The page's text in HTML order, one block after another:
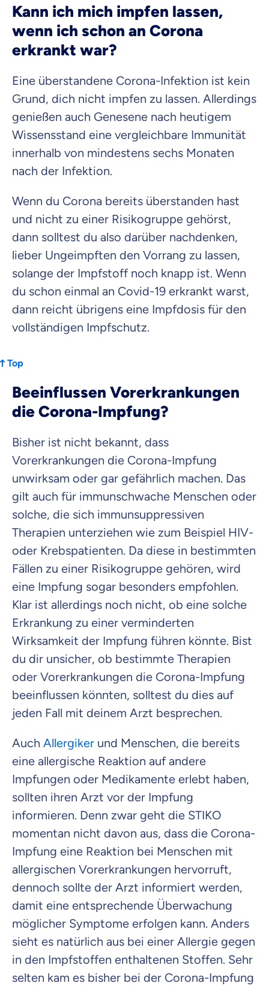
Kann ich mich impfen lassen,
wenn ich schon an Corona
erkrankt war?
Eine überstandene Corona-Infektion ist kein
Grund, dich nicht impfen zu lassen. Allerdings
genießen auch Genesene nach heutigem
Wissensstand eine vergleichbare Immunität
innerhalb von mindestens sechs Monaten
nach der Infektion.
Wenn du Corona bereits überstanden hast
und nicht zu einer Risikogruppe gehörst,
dann solltest du also darüber nachdenken,
lieber Ungeimpften den Vorrang zu lassen,
solange der Impfstoff noch knapp ist. Wenn
du schon einmal an Covid-19 erkrankt warst,
dann reicht übrigens eine Impfdosis für den
vollständigen Impfschutz.
Top
Beeinflussen Vorerkrankungen
die Corona-Impfung?
Bisher ist nicht bekannt, dass
Vorerkrankungen die Corona-Impfung
unwirksam oder gar gefährlich machen. Das
gilt auch für immunschwache Menschen oder
solche, die sich immunsuppressiven
Therapien unterziehen wie zum Beispiel HIV-
oder Krebspatienten. Da diese in bestimmten
Fällen zu einer Risikogruppe gehören, wird
eine Impfung sogar besonders empfohlen.
Klar ist allerdings noch nicht, ob eine solche
Erkrankung zu einer verminderten
Wirksamkeit der Impfung führen könnte. Bist
du dir unsicher, ob bestimmte Therapien
oder Vorerkrankungen die Corona-Impfung
beeinflussen könnten, solltest du dies auf
jeden Fall mit deinem Arzt besprechen.
Auch Allergiker und Menschen, die bereits
eine allergische Reaktion auf andere
Impfungen oder Medikamente erlebt haben,
sollten ihren Arzt vor der Impfung
informieren. Denn zwar geht die STIKO
momentan nicht davon aus, dass die Corona-
Impfung eine Reaktion bei Menschen mit
allergischen Vorerkrankungen hervorruft,
dennoch sollte der Arzt informiert werden,
damit eine entsprechende Überwachung
möglicher Symptome erfolgen kann. Anders
sieht es natürlich aus bei einer Allergie gegen
in den Impfstoffen enthaltenen Stoffen. Sehr
selten kam es bisher bei der Corona-Impfung